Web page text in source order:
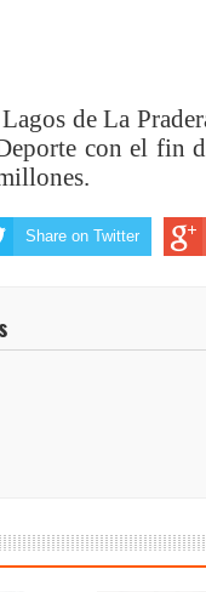
MEDELLIN /
de emisión de
/ Altas
de La
con el fin
Share on Twitter